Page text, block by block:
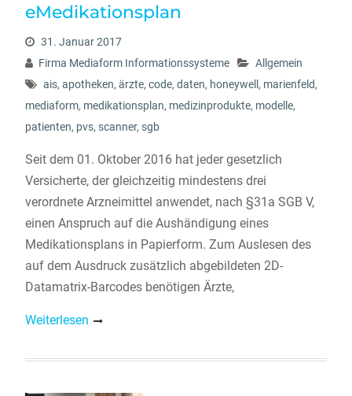
eMedikationsplan
31. Januar 2017
Firma Mediaform Informationssysteme
Allgemein
ais, apotheken, ärzte, code, daten, honeywell , marienfeld,
mediaform, medikationsplan, medizinprodukte, modelle,
patienten, pvs, scanner, sgb
Seit dem 01. Oktober 2016 hat jeder gesetzlich
Versicherte, der gleichzeitig mindestens drei
verordnete Arzneimittel anwendet, nach §31a SGB V,
einen Anspruch auf die Aushändigung eines
Medikationsplans in Papierform. Zum Auslesen des
auf dem Ausdruck zusätzlich abgebildeten 2D-
Datamatrix-Barcodes benötigen Ärzte,
Weiterlesen